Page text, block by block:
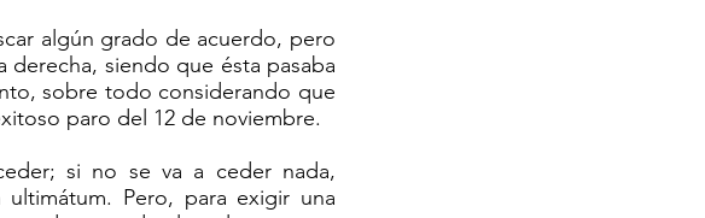
algún grado de acuerdo, pero
siendo que ésta pasaba
sobre todo considerando que
paro del 12 de noviembre.
si no se va a ceder nada,
Pero, para exigir una